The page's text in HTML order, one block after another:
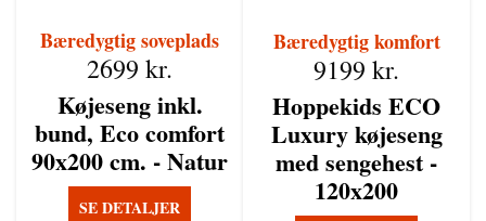
Bæredygtig soveplads
Køjeseng inkl.
bund, Eco comfort
90x200 cm. - Natur
2699 kr.
SE DETALJER
Bæredygtig komfort
Hoppekids ECO
Luxury køjeseng
med sengehest -
120x200
9199 kr.